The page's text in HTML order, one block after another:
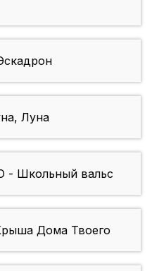
Луна
Школьный вальс
Дома Твоего